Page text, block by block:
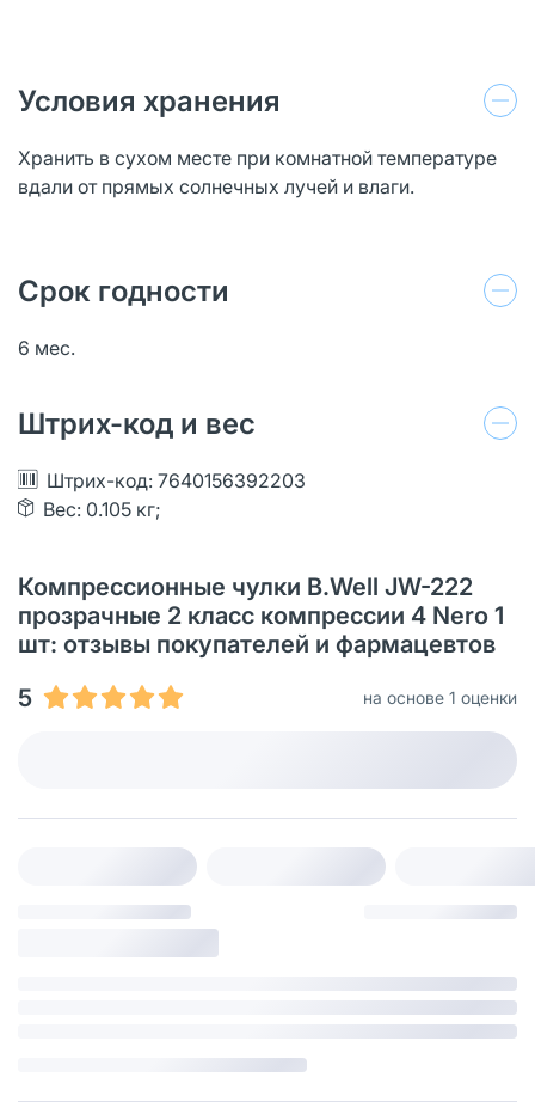
Условия хранения
Хранить в сухом месте при комнатной температуре
вдали от прямых солнечных лучей и влаги.
Срок годности
6 мес.
Штрих-код и вес
Штрих-код: 7640156392203
Вес: 0.105 кг;
Компрессионные чулки B.Well JW-222
прозрачные 2 класс компрессии 4 Nero 1
шт: отзывы покупателей и фармацевтов
5
на основе 1 оценки